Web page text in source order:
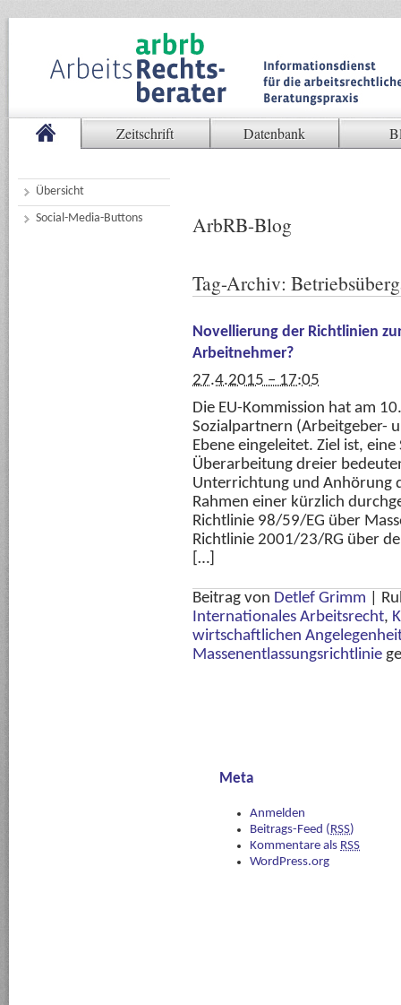
Zeitschrift Datenbank
Übersicht
Social-Media-Buttons
ArbRB-Blog
Tag-Archiv:
Novellierung der Richtlinien
Arbeitnehmer?
27.4.2015 – 17:05
Die EU-Kommission hat am
Sozialpartnern (Arbeitgeber-
Ebene eingeleitet. Ziel ist,
Überarbeitung dreier
Unterrichtung und Anhörung
Rahmen einer kürzlich
Richtlinie 98/59/EG über
Richtlinie 2001/23/RG über
[…]
Beitrag von Detlef Grimm
Internationales Arbeitsrecht,
wirtschaftlichen
Massenentlassungsrichtlinie
Meta
Anmelden
Beitrags-Feed ( RSS)
Kommentare als RSS
WordPress.org